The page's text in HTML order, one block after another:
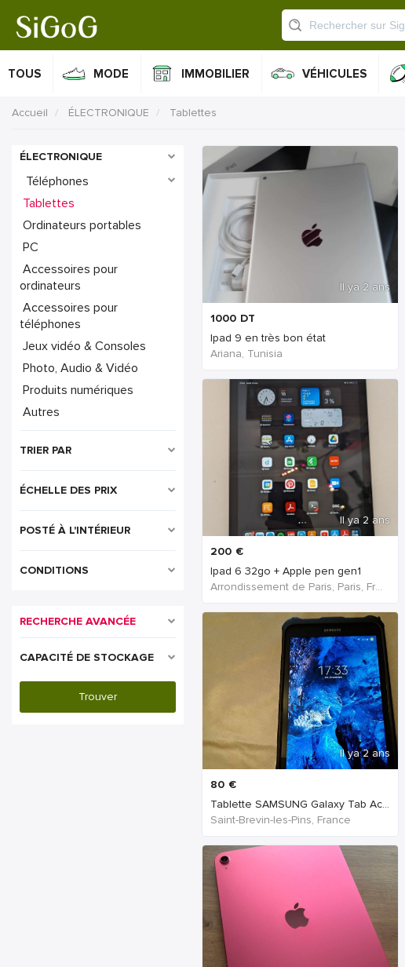
TOUS MODE IMMOBILIER VÉHICULES
Accueil ÉLECTRONIQUE Tablettes
ÉLECTRONIQUE
Téléphones
Tablettes
Ordinateurs portables
PC
Accessoires pour
ordinateurs
Accessoires pour
téléphones
Jeux vidéo & Consoles
Photo, Audio & Vidéo
Produits numériques
Autres
TRIER PAR
ÉCHELLE DES PRIX
POSTÉ À L'INTÉRIEUR
CONDITIONS
RECHERCHE AVANCÉE
CAPACITÉ DE STOCKAGE
Il ya 2 ans
1000 DT
Ipad 9 en très bon état
Ariana, Tunisia
Il ya 2 ans
200 €
Ipad 6 32go + Apple pen gen1
Arrondissement de Paris, Paris, France
Il ya 2 ans
80 €
Tablette SAMSUNG Galaxy Tab Active
Saint-Brevin-les-Pins, France